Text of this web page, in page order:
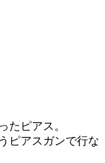
たピアス。
ピアスガンで行な